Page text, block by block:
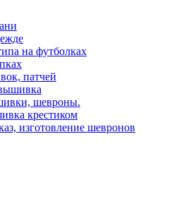
на футболках
патчей
шевроны.
крестиком
изготовление шевронов